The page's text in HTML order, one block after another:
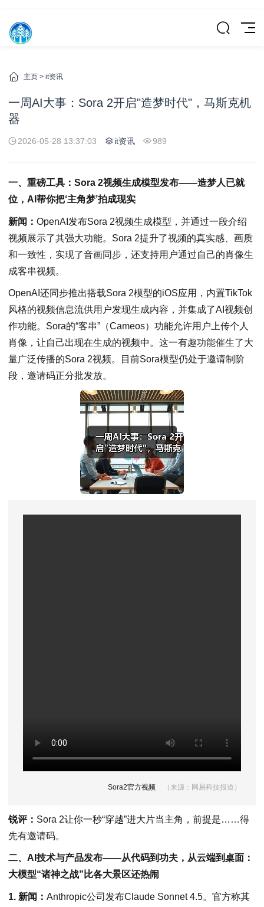
主页 > it资讯
一周AI大事：Sora 2开启"造梦时代"，马斯克机
器
2026-05-28 13:37:03 it资讯 989
一、重磅工具：Sora 2视频生成模型发布——造梦人已就
位，AI帮你把‘主角梦’拍成现实
新闻： OpenAI发布Sora 2视频生成模型，并通过一段介绍
视频展示了其强大功能。Sora 2提升了视频的真实感、画质
和一致性，实现了音画同步，还支持用户通过自己的肖像生
成客串视频。
OpenAI还同步推出搭载Sora 2模型的iOS应用，内置TikTok
风格的视频信息流供用户发现生成内容，并集成了AI视频创
作功能。Sora的“客串”（Cameos）功能允许用户上传个人
肖像，让自己出现在生成的视频中。这一有趣功能催生了大
量广泛传播的Sora 2视频。目前Sora模型仍处于邀请制阶
段，邀请码正分批发放。
Sora2官方视频 （来源：网易科技报道）
锐评： Sora 2让你一秒“穿越”进大片当主角，前提是……得
先有邀请码。
二、AI技术与产品发布——从代码到功夫，从云端到桌面：
大模型“诸神之战”比各大景区还热闹
1. 新闻： Anthropic公司发布Claude Sonnet 4.5。官方称其